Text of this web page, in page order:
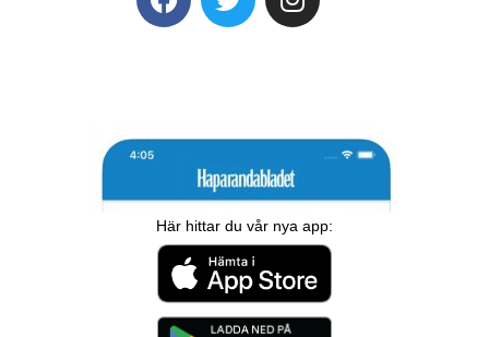
Här hittar du vår nya app: